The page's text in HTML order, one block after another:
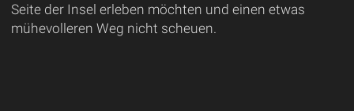
Seite der Insel erleben möchten und einen etwas
mühevolleren Weg nicht scheuen.